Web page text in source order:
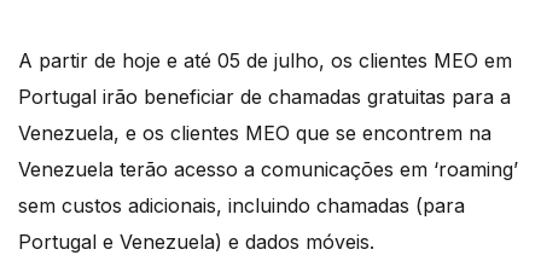
A partir de hoje e até 05 de julho, os clientes MEO em
Portugal irão beneficiar de chamadas gratuitas para a
Venezuela, e os clientes MEO que se encontrem na
Venezuela terão acesso a comunicações em ‘roaming’
sem custos adicionais, incluindo chamadas (para
Portugal e Venezuela) e dados móveis.